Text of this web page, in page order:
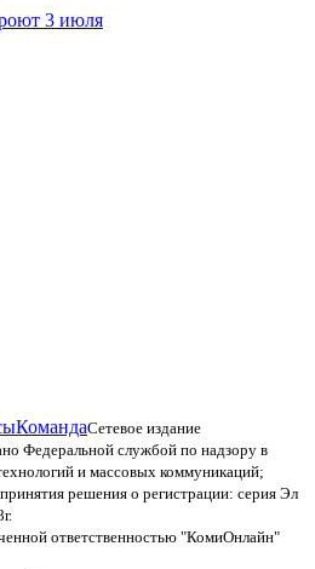
3 июля
КомандаСетевое издание
Федеральной службой по надзору в
и массовых коммуникаций;
решения о регистрации: серия Эл
ответственностью "КомиОнлайн"